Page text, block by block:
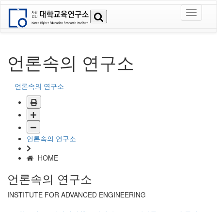
언론속의 연구소
언론속의 연구소
언론속의 연구소
HOME
언론속의 연구소
INSTITUTE FOR ADVANCED ENGINEERING